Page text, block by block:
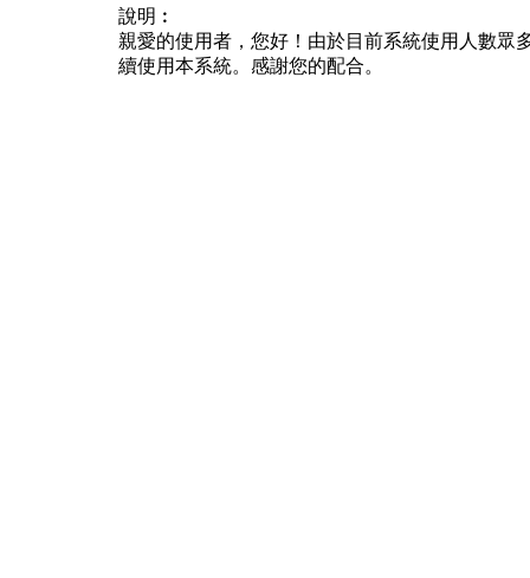
說明︰
親愛的使用者，您好！由於目前系統使用人數眾
續使用本系統。感謝您的配合。